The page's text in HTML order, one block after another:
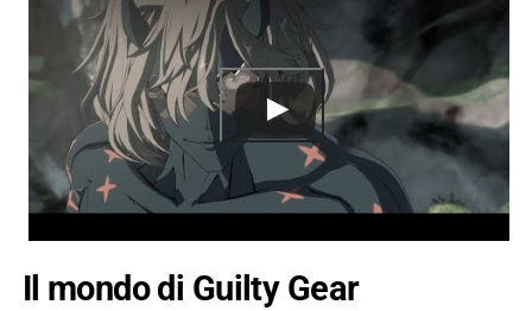
Il mondo di Guilty Gear